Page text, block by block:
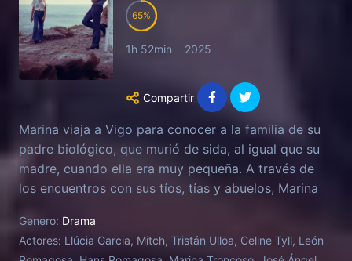
65
1h 52min 2025
Compartir
Marina viaja a Vigo para conocer a la familia de su
padre biológico, que murió de sida, al igual que su
madre, cuando ella era muy pequeña. A través de
los encuentros con sus tíos, tías y abuelos, Marina
y de la historia de amor que vivió con su madre,
pero no lo consigue: Todos sienten demasiada
Genero: Drama
Actores: Llúcia Garcia, Mitch, Tristán Ulloa, Celine Tyll, León